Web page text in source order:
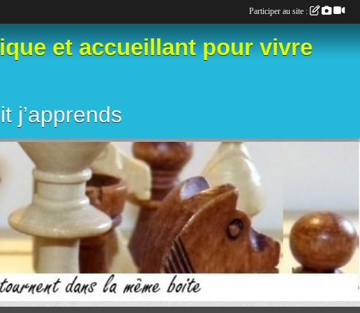
et accueillant pour vivre
j’apprends
Participer au site :